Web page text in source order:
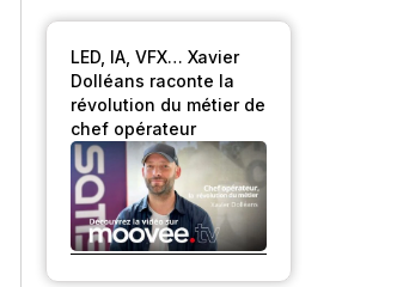
LED, IA, VFX… Xavier
Dolléans raconte la
révolution du métier de
chef opérateur